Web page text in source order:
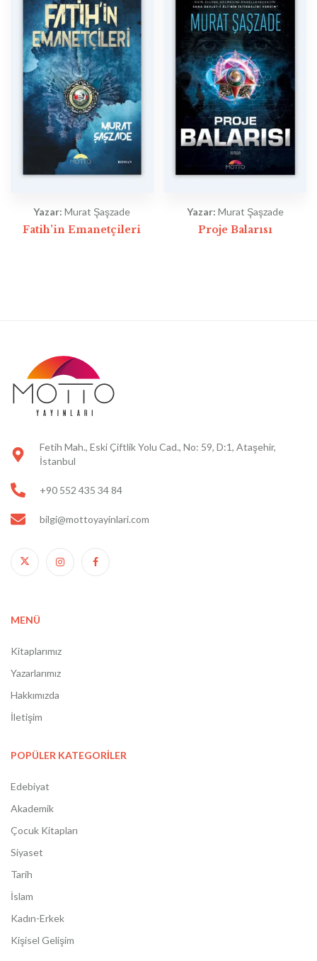
Yazar:Murat Şaşzade
Fatih’in Emanetçileri
Yazar: Murat Şaşzade
Proje Balarısı
Fetih Mah., Eski Çiftlik Yolu Cad., No: 59, D:1, Ataşehir,
İstanbul
+90 552 435 34 84
bilgi@mottoyayinlari.com
MENÜ
Kitaplarımız
Yazarlarımız
Hakkımızda
İletişim
POPÜLER KATEGORİLER
Edebiyat
Akademik
Çocuk Kitapları
Siyaset
Tarih
İslam
Kadın-Erkek
Kişisel Gelişim